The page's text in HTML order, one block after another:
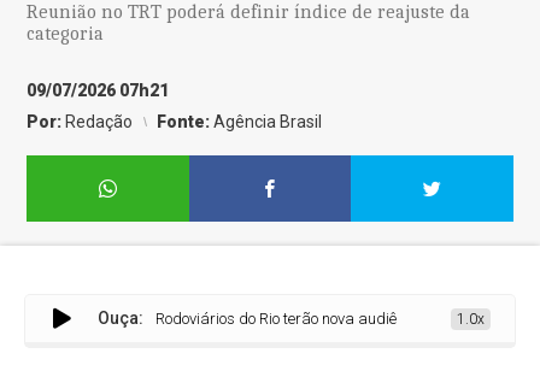
Reunião no TRT poderá definir índice de reajuste da
categoria
09/07/2026 07h21
Por: Redação Fonte:Agência Brasil
Ouça:Rodoviários do Rio terão nova audiência com patrões na
1.0x